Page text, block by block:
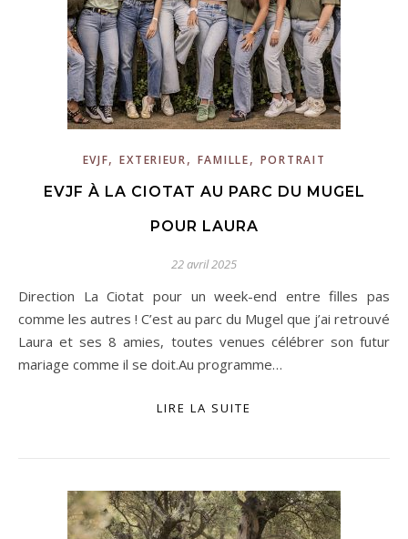
EVJF,EXTERIEUR, FAMILLE, PORTRAIT
EVJF À LA CIOTAT AU PARC DU MUGEL
POUR LAURA
22 avril 2025
Direction La Ciotat pour un week-end entre filles pas
comme les autres ! C’est au parc du Mugel que j’ai retrouvé
Laura et ses 8 amies, toutes venues célébrer son futur
mariage comme il se doit.Au programme…
LIRE LA SUITE